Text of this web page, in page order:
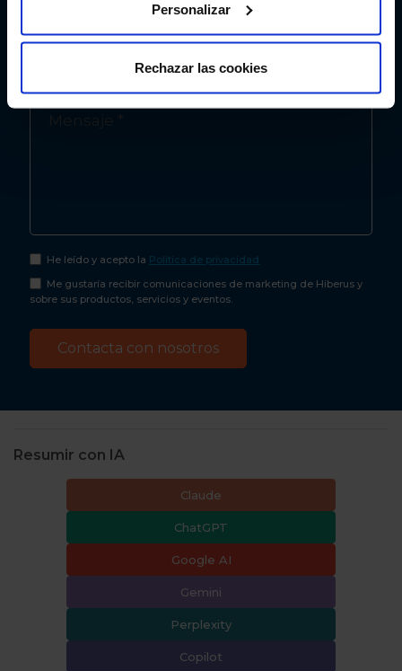
Personalizar
Rechazar las cookies
He leído y acepto la Política de privacidad
Me gustaría recibir comunicaciones de marketing de Hiberus y
sobre sus productos, servicios y eventos.
Resumir con IA
Claude
ChatGPT
Google AI
Gemini
Perplexity
Copilot